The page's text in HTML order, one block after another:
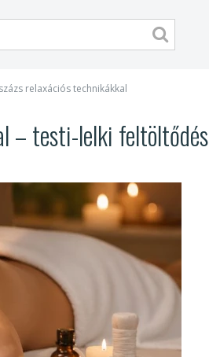
relaxációs technikákkal
– testi-lelki feltöltődés